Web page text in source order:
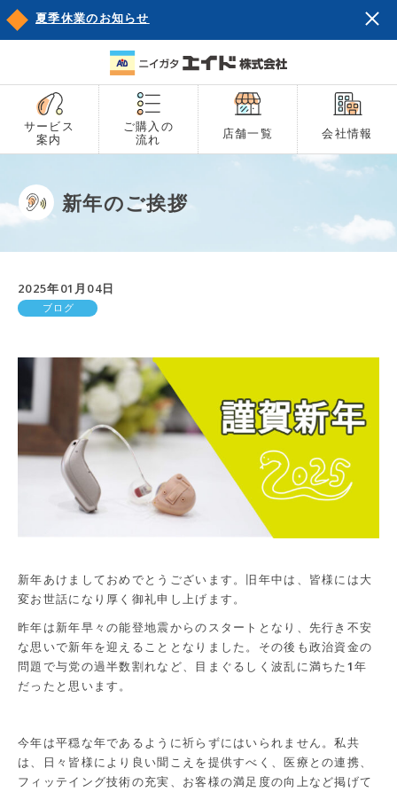
夏季休業のお知らせ
サービス
案内
ご購入の
流れ
店舗一覧 会社情報
新年のご挨拶
2025年01月04日
ブログ
新年あけましておめでとうございます。旧年中は、皆様には大
変お世話になり厚く御礼申し上げます。
昨年は新年早々の能登地震からのスタートとなり、先行き不安
な思いで新年を迎えることとなりました。その後も政治資金の
問題で与党の過半数割れなど、目まぐるしく波乱に満ちた1年
だったと思います。
今年は平穏な年であるように祈らずにはいられません。私共
は、日々皆様により良い聞こえを提供すべく、医療との連携、
フィッテイング技術の充実、お客様の満足度の向上など掲げて